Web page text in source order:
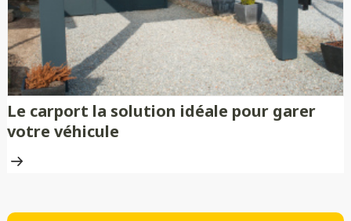
Le carport la solution idéale pour garer
votre véhicule